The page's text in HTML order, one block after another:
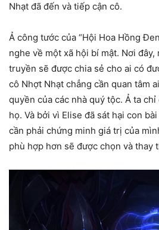
Nhạt đã đến và tiếp cận cô.
Ả công tước của “Hội Hoa Hồng
nghe về một xã hội bí mật. Nơi
truyền sẽ được chia sẻ cho ai có
cô Nhợt Nhạt chẳng cần quan tâm
quyền của các nhà quý tộc. Ả ta
họ. Và bởi vì Elise đã sát hại con
cần phải chứng minh giá trị của
phù hợp hơn sẽ được chọn và thay